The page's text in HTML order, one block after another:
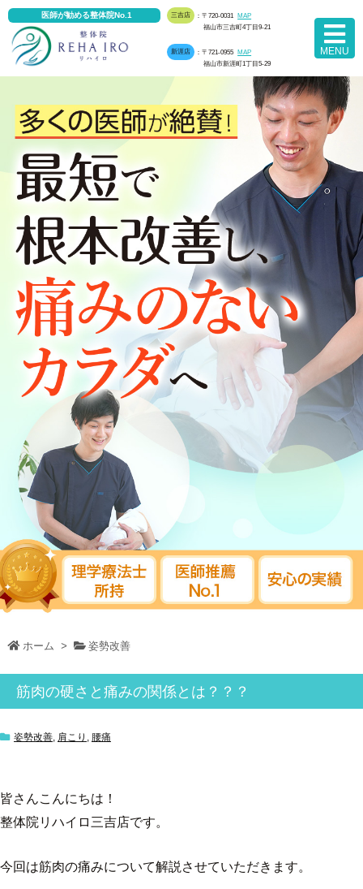
医師が勧める整体院No.1 三吉店 ：〒720-0031
MAP
福山市三吉町4丁目9-21
新涯店 ：〒721-0955
MAP
福山市新涯町1丁目5-29
MENU
ホーム > 姿勢改善
筋肉の硬さと痛みの関係とは？？？
姿勢改善 肩こり 腰痛
皆さんこんにちは！
整体院リハイロ三吉店です。
今回は筋肉の痛みについて解説させていただきます。